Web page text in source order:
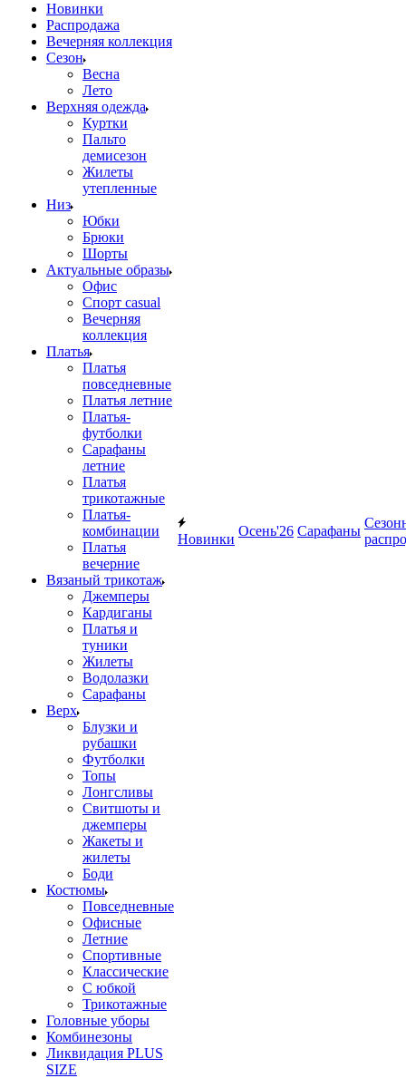
Новинки
Распродажа
Вечерняя коллекция
Сезон
Весна
Лето
Верхняя одежда
Куртки
Пальто
демисезон
Жилеты
утепленные
Низ
Юбки
Брюки
Шорты
Актуальные образы
Офис
Спорт casual
Вечерняя
коллекция
Платья
Платья
повседневные
Платья летние
Платья-
футболки
Сарафаны
летние
Платья
трикотажные
Платья-
комбинации
Платья
вечерние
Вязаный трикотаж
Джемперы
Кардиганы
Платья и
туники
Жилеты
Водолазки
Сарафаны
Верх
Блузки и
рубашки
Футболки
Топы
Лонгсливы
Свитшоты и
джемперы
Жакеты и
жилеты
Боди
Костюмы
Повседневные
Офисные
Летние
Спортивные
Классические
С юбкой
Трикотажные
Головные уборы
Комбинезоны
Ликвидация PLUS
SIZE
Новинки
Осень'26 Сарафаны